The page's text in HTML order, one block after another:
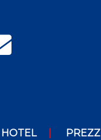
HOTEL PREZZI